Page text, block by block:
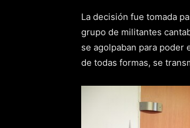
La decisión fue tomada
grupo de militantes
se agolpaban para poder
de todas formas, se